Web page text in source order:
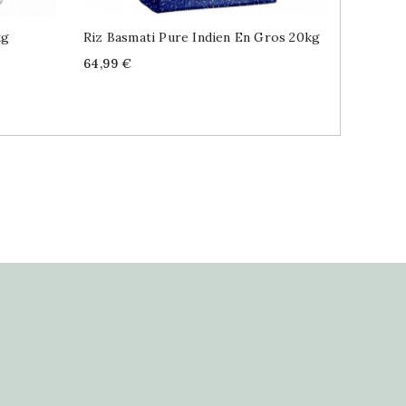
Riz Basmati Pure Indien En Gros 20kg
Price
64,99 €